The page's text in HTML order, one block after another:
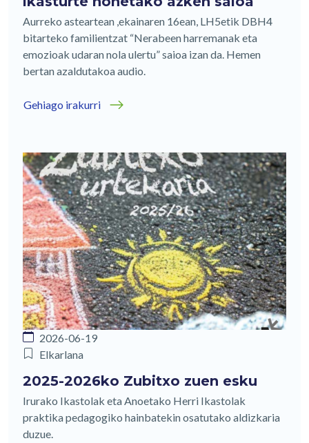
Aurreko asteartean ,ekainaren 16ean, LH5etik DBH4
bitarteko familientzat “Nerabeen harremanak eta
emozioak udaran nola ulertu” saioa izan da. Hemen
bertan azaldutakoa audio.
Gehiago irakurri
2026-06-19
Elkarlana
2025-2026ko Zubitxo zuen esku
Irurako Ikastolak eta Anoetako Herri Ikastolak
praktika pedagogiko hainbatekin osatutako aldizkaria
duzue.